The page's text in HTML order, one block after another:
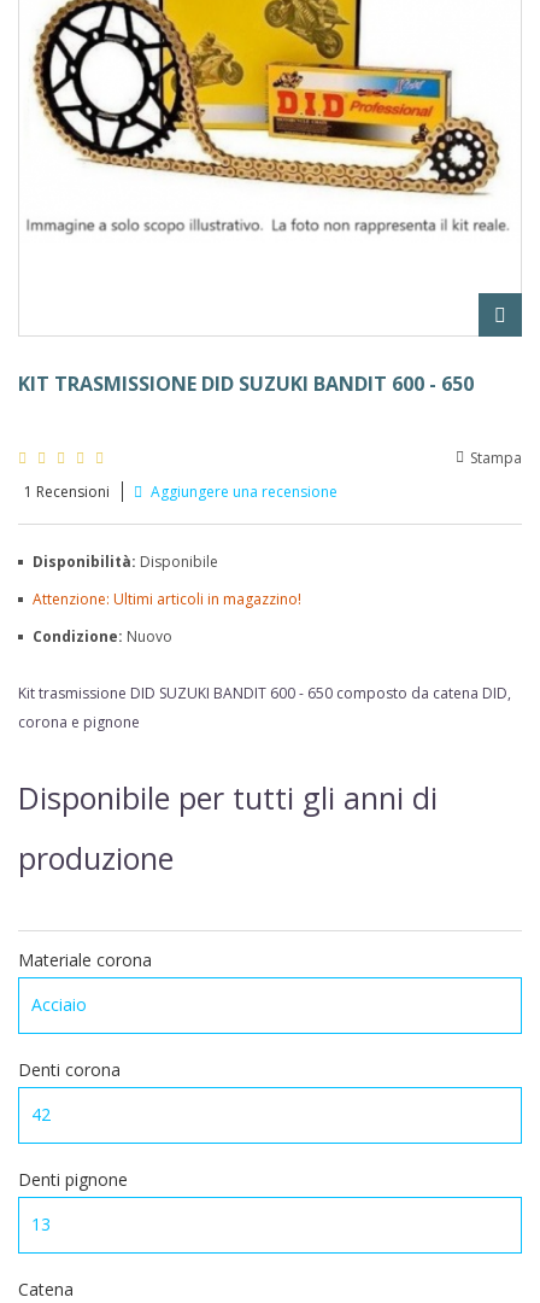
KIT TRASMISSIONE DID SUZUKI BANDIT 600 - 650
1 Recensioni Aggiungere una recensione
Stampa
Disponibilità: Disponibile
Attenzione: Ultimi articoli in magazzino!
Condizione: Nuovo
Kit trasmissione DID SUZUKI BANDIT 600 - 650 composto da catena DID,
corona e pignone
Disponibile per tutti gli anni di
produzione
Materiale corona
Denti corona
Denti pignone
Catena